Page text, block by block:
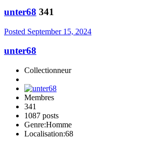
unter68 341
Posted September 15, 2024
unter68
Collectionneur
Membres
341
1087 posts
Genre:Homme
Localisation:68